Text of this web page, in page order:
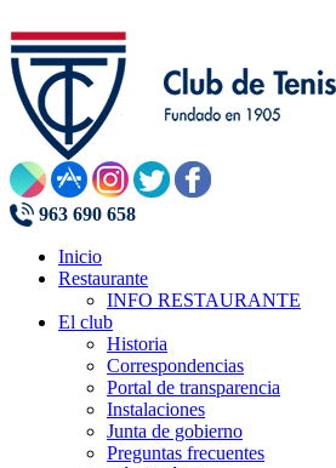
963 690 658
Inicio
Restaurante
INFO RESTAURANTE
El club
Historia
Correspondencias
Portal de transparencia
Instalaciones
Junta de gobierno
Preguntas frecuentes